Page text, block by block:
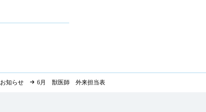
お知らせ 6月 獣医師 外来担当表